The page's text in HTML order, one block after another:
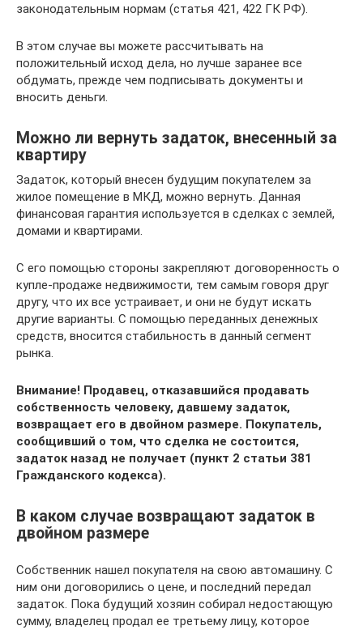
законодательным нормам (статья 421, 422 ГК РФ).
В этом случае вы можете рассчитывать на
положительный исход дела, но лучше заранее все
обдумать, прежде чем подписывать документы и
вносить деньги.
Можно ли вернуть задаток, внесенный за
квартиру
Задаток, который внесен будущим покупателем за
жилое помещение в МКД, можно вернуть. Данная
финансовая гарантия используется в сделках с землей,
домами и квартирами.
С его помощью стороны закрепляют договоренность о
купле-продаже недвижимости, тем самым говоря друг
другу, что их все устраивает, и они не будут искать
другие варианты. С помощью переданных денежных
средств, вносится стабильность в данный сегмент
рынка.
Внимание! Продавец, отказавшийся продавать
собственность человеку, давшему задаток,
возвращает его в двойном размере. Покупатель,
сообщивший о том, что сделка не состоится,
задаток назад не получает (пункт 2 статьи 381
Гражданского кодекса).
В каком случае возвращают задаток в
двойном размере
Собственник нашел покупателя на свою автомашину. С
ним они договорились о цене, и последний передал
задаток. Пока будущий хозяин собирал недостающую
сумму, владелец продал ее третьему лицу, которое